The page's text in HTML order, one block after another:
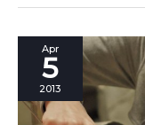
Apr
5
2013
professore
dal